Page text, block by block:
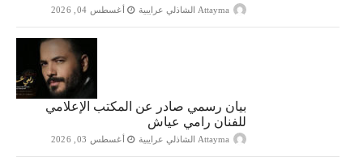
Attayma الشاذلي عرايبية أغسطس 04, 2026
بيان رسمي صادر عن المكتب الإعلامي
للفنان رامي عياش
Attayma الشاذلي عرايبية أغسطس 03, 2026